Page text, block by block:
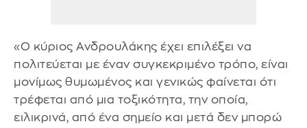
«Ο κύριος Ανδρουλάκης έχει επιλέξει να
πολιτεύεται με έναν συγκεκριμένο τρόπο, είναι
μονίμως θυμωμένος και γενικώς φαίνεται ότι
τρέφεται από μια τοξικότητα, την οποία,
ειλικρινά, από ένα σημείο και μετά δεν μπορώ